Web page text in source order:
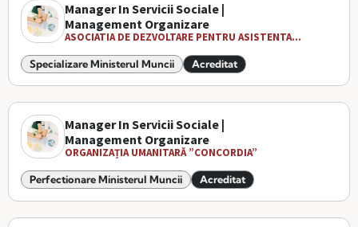
Manager In Servicii Sociale |
Management Organizare
ASOCIATIA DE DEZVOLTARE PENTRU ASISTENTA...
Specializare Ministerul Muncii Acreditat
Manager In Servicii Sociale |
Management Organizare
ORGANIZAȚIA UMANITARĂ ”CONCORDIA”
Perfectionare Ministerul Muncii Acreditat